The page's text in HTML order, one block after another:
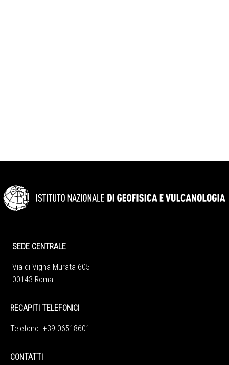
SEDE CENTRALE
Via di Vigna Murata 605
00143 Roma
RECAPITI TELEFONICI
Telefono +39 06518601
CONTATTI